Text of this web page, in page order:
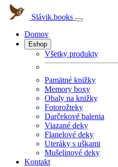
Slávik.books
Domov
Eshop
Všetky produkty
Pamätné knižky
Memory boxy
Obaly na knižky
Fotorožteky
Darčekové balenia
Viazané deky
Flanelové deky
Uteráky s uškami
Mušelinové deky
Kontakt